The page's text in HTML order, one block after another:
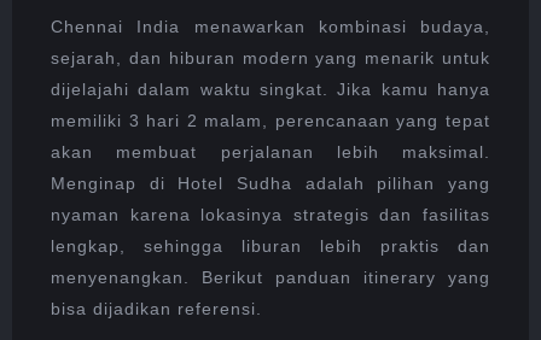
MALAM
DI
DENGAN
MENGINAP
DI
HOTEL
SUDHA
Chennai India menawarkan kombinasi budaya,
sejarah, dan hiburan modern yang menarik untuk
dijelajahi dalam waktu singkat. Jika kamu hanya
memiliki 3 hari 2 malam, perencanaan yang tepat
akan membuat perjalanan lebih maksimal.
Menginap di Hotel Sudha adalah pilihan yang
nyaman karena lokasinya strategis dan fasilitas
lengkap, sehingga liburan lebih praktis dan
menyenangkan. Berikut panduan itinerary yang
bisa dijadikan referensi.